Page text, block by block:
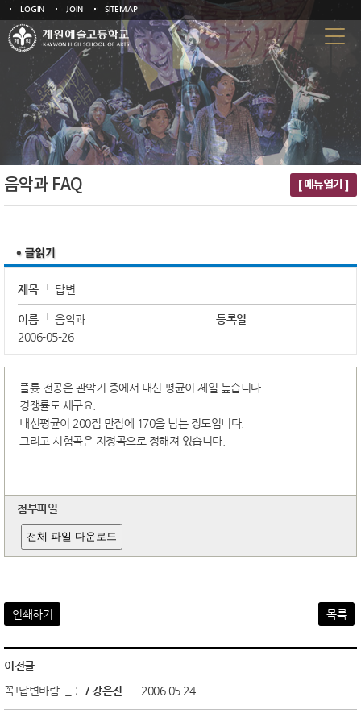
LOGIN JOIN SITEMAP
음악과 FAQ [ 메뉴열기 ]
제목 답변
이름 음악과
등록일
2006-05-26
플륫 전공은 관악기 중에서 내신 평균이 제일 높습니다.
경쟁률도 세구요.
내신평균이 200점 만점에 170을 넘는 정도입니다.
그리고 시험곡은 지정곡으로 정해져 있습니다.
첨부파일
전체 파일 다운로드
인쇄하기 목록
이전글
꼭!답변바람 -_-;
/ 강은진 2006.05.24